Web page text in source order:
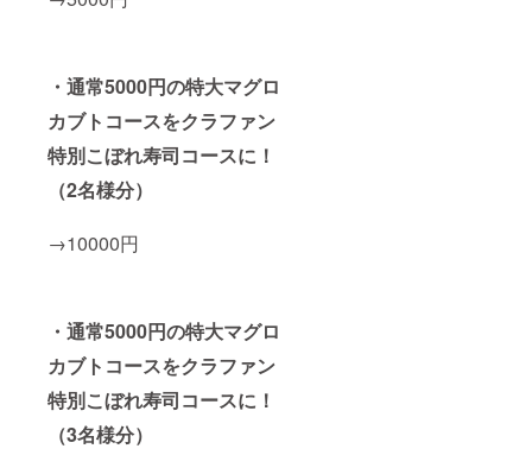
・ 通常5000円の特大マグロ
カブトコースをクラファン
特別こぼれ寿司コースに！
（2名様分）
→10000円
・通常5000円の特大マグロ
カブトコースをクラファン
特別こぼれ寿司コースに！
（3名様分）